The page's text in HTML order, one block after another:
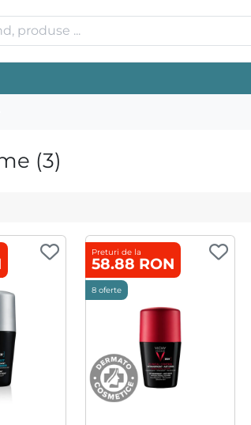
(3)
Preturi de la
58.88 RON
8 oferte